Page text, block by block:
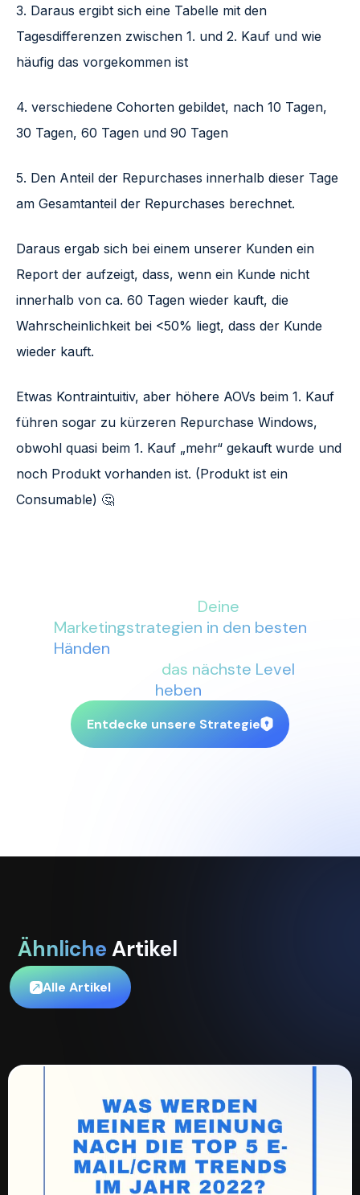
3. Daraus ergibt sich eine Tabelle mit den
Tagesdifferenzen zwischen 1. und 2. Kauf und wie
häufig das vorgekommen ist
4. verschiedene Cohorten gebildet, nach 10 Tagen,
30 Tagen, 60 Tagen und 90 Tagen
5. Den Anteil der Repurchases innerhalb dieser Tage
am Gesamtanteil der Repurchases berechnet.
Daraus ergab sich bei einem unserer Kunden ein
Report der aufzeigt, dass, wenn ein Kunde nicht
innerhalb von ca. 60 Tagen wieder kauft, die
Wahrscheinlichkeit bei <50% liegt, dass der Kunde
wieder kauft.
Etwas Kontraintuitiv, aber höhere AOVs beim 1. Kauf
führen sogar zu kürzeren Repurchase Windows,
obwohl quasi beim 1. Kauf „mehr“ gekauft wurde und
noch Produkt vorhanden ist. (Produkt ist ein
Consumable) 🤔
Deine
Marketingstrategien in den besten
Händen
das nächste Level
heben
Entdecke unsere Strategie
Ähnliche Artikel
Alle Artikel